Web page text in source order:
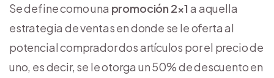
Se define como una promoción 2×1 a aquella
estrategia de ventas en donde se le oferta al
potencial comprador dos artículos por el precio de
uno, es decir, se le otorga un 50% de descuento en